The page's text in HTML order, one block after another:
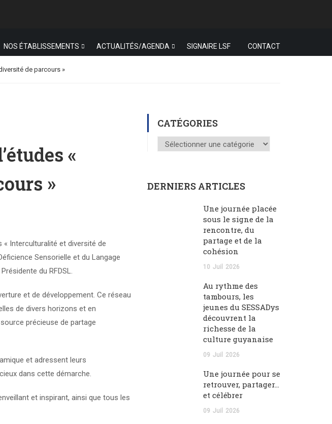
NOS ÉTABLISSEMENTS ACTUALITÉS/AGENDA SIGNAIRE LSF CONTACT
de parcours »
«
»
« Interculturalité et diversité de
Sensorielle et du Langage
du RFDSL.
et de développement. Ce réseau
de divers horizons et en
précieuse de partage
et adressent leurs
dans cette démarche.
et inspirant, ainsi que tous les
CATÉGORIES
Catégories
DERNIERS ARTICLES
Une journée placée
sous le signe de la
rencontre, du
partage et de la
cohésion
10 Juil 2026
Au rythme des
tambours, les
jeunes du SESSADys
découvrent la
richesse de la
culture guyanaise
09 Juil 2026
Une journée pour se
retrouver, partager…
et célébrer
09 Juil 2026